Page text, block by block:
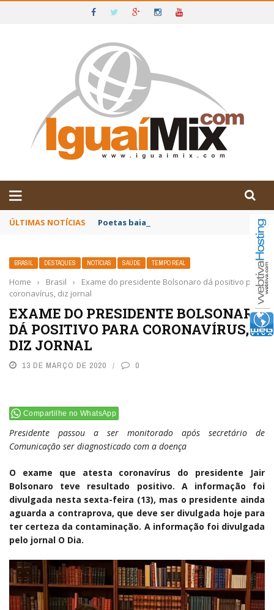
IGUAÍ E SUDOESTE DA BAHIA
ÚLTIMAS NOTÍCIAS Poetas baianos representam o Brasil no
BRASIL DESTAQUES NOTÍCIAS SAÚDE TEMPO REAL
Home › Brasil ›
Exame do presidente Bolsonaro dá positivo para
coronavírus, diz jornal
EXAME DO PRESIDENTE BOLSONARO
DÁ POSITIVO PARA CORONAVÍRUS,
DIZ JORNAL
13 DE MARÇO DE 2020 0
Compartilhe no WhatsApp
Presidente passou a ser monitorado após secretário de
Comunicação ser diagnosticado com a doença
O exame que atesta coronavírus do presidente Jair
Bolsonaro teve resultado positivo. A informação foi
divulgada nesta sexta-feira (13), mas o presidente ainda
aguarda a contraprova, que deve ser divulgada hoje para
ter certeza da contaminação. A informação foi divulgada
pelo jornal O Dia.